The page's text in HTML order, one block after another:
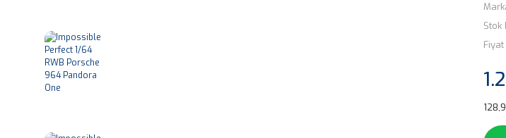
Stok
Fiyat